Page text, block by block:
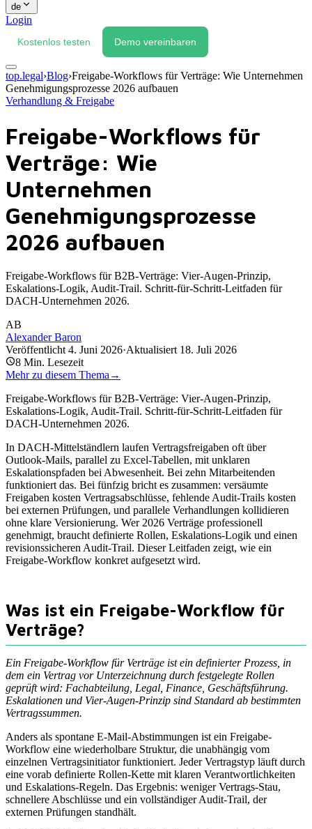
de
Login
Kostenlos testen Demo vereinbaren
top.legal›Blog›Freigabe-Workflows für Verträge: Wie Unternehmen
Genehmigungsprozesse 2026 aufbauen
Verhandlung & Freigabe
Freigabe-Workflows für
Verträge: Wie
Unternehmen
Genehmigungsprozesse
2026 aufbauen
Freigabe-Workflows für B2B-Verträge: Vier-Augen-Prinzip,
Eskalations-Logik, Audit-Trail. Schritt-für-Schritt-Leitfaden für
DACH-Unternehmen 2026.
AB
Alexander Baron
Veröffentlicht 4. Juni 2026·Aktualisiert 18. Juli 2026
8 Min. Lesezeit
Mehr zu diesem Thema →
Freigabe-Workflows für B2B-Verträge: Vier-Augen-Prinzip,
Eskalations-Logik, Audit-Trail. Schritt-für-Schritt-Leitfaden für
DACH-Unternehmen 2026.
In DACH-Mittelständlern laufen Vertragsfreigaben oft über
Outlook-Mails, parallel zu Excel-Tabellen, mit unklaren
Eskalationspfaden bei Abwesenheit. Bei zehn Mitarbeitenden
funktioniert das. Bei fünfzig bricht es zusammen: versäumte
Freigaben kosten Vertragsabschlüsse, fehlende Audit-Trails kosten
bei externen Prüfungen, und parallele Verhandlungen kollidieren
ohne klare Versionierung. Wer 2026 Verträge professionell
genehmigt, braucht definierte Rollen, Eskalations-Logik und einen
revisionssicheren Audit-Trail. Dieser Leitfaden zeigt, wie ein
Freigabe-Workflow konkret aufgesetzt wird.
Was ist ein Freigabe-Workflow für
Verträge?
Ein Freigabe-Workflow für Verträge ist ein definierter Prozess, in
dem ein Vertrag vor Unterzeichnung durch festgelegte Rollen
geprüft wird: Fachabteilung, Legal, Finance, Geschäftsführung.
Eskalationen und Vier-Augen-Prinzip sind Standard ab bestimmten
Vertragssummen.
Anders als spontane E-Mail-Abstimmungen ist ein Freigabe-
Workflow eine wiederholbare Struktur, die unabhängig vom
einzelnen Vertragsinitiator funktioniert. Jeder Vertragstyp läuft durch
eine vorab definierte Rollen-Kette mit klaren Verantwortlichkeiten
und Eskalations-Regeln. Das Ergebnis: weniger Vertrags-Stau,
schnellere Abschlüsse und ein vollständiger Audit-Trail, der
externen Prüfungen standhält.